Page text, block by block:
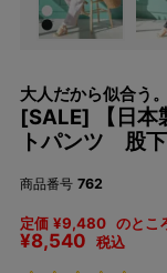
大人だから似合う
[SALE] 【日本
トパンツ 股
商品番号 762
定価 ¥9,480 のとこ
¥8,540 税込